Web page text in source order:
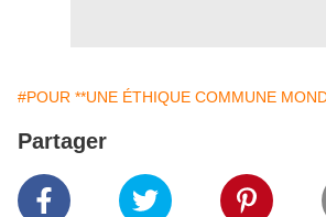
#POUR **UNE ÉTHIQUE COMMUNE
Partager